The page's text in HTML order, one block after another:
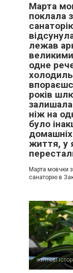
Марта
поклала
лежав
одне
років
ніж на
було
домашніх
життя, у
Марта мовчки
санаторію в
життєві